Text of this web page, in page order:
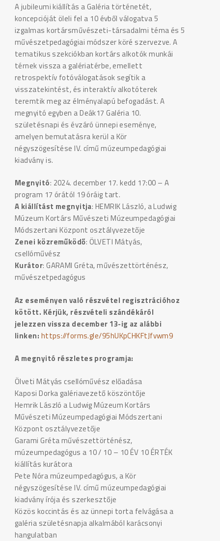
A jubileumi kiállítás a Galéria történetét,
koncepcióját öleli fel a 10 évből válogatva 5
izgalmas kortársművészeti-társadalmi téma és 5
művészetpedagógiai módszer köré szervezve. A
tematikus szekciókban kortárs alkotók munkái
térnek vissza a galériatérbe, emellett
retrospektív fotóválogatások segítik a
visszatekintést, és interaktív alkotóterek
teremtik meg az élményalapú befogadást. A
megnyitó egyben a Deák17 Galéria 10.
születésnapi és évzáró ünnepi eseménye,
amelyen bemutatásra kerül a Kör
négyszögesítése IV. című múzeumpedagógiai
kiadvány is.
Megnyitó: 2024. december 17. kedd 17:00 – A
program 17 órától 19 óráig tart.
A kiállítást megnyitja: HEMRIK László, a Ludwig
Múzeum Kortárs Művészeti Múzeumpedagógiai
Módszertani Központ osztályvezetője
Zenei közreműködő: ÖLVETI Mátyás,
csellóművész
Kurátor: GARAMI Gréta, művészettörténész,
művészetpedagógus
Az eseményen való részvétel regisztrációhoz
kötött. Kérjük, részvételi szándékáról
jelezzen vissza december 13-ig az alábbi
linken: https://forms.gle/95hUKpCHKFtJfvwm9
A megnyitó részletes programja:
Ölveti Mátyás csellóművész előadása
Kaposi Dorka galériavezető köszöntője
Hemrik László a Ludwig Múzeum Kortárs
Művészeti Múzeumpedagógiai Módszertani
Központ osztályvezetője
Garami Gréta művészettörténész,
múzeumpedagógus a 10 / 10 – 10 ÉV 10 ÉRTÉK
kiállítás kurátora
Pete Nóra múzeumpedagógus, a Kör
négyszögesítése IV. című múzeumpedagógiai
kiadvány írója és szerkesztője
Közös koccintás és az ünnepi torta felvágása a
galéria születésnapja alkalmából karácsonyi
hangulatban